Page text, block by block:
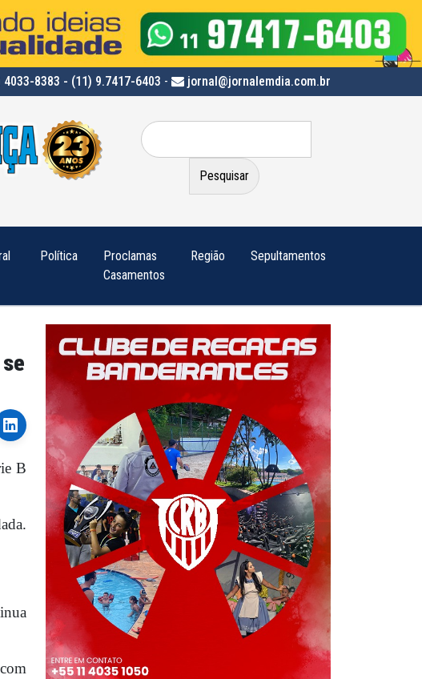
4033-8383 - (11) 9.7417-6403 - jornal@jornalemdia.com.br
Pesquisar
por:
Política
Proclamas
Casamentos
Região Sepultamentos
B